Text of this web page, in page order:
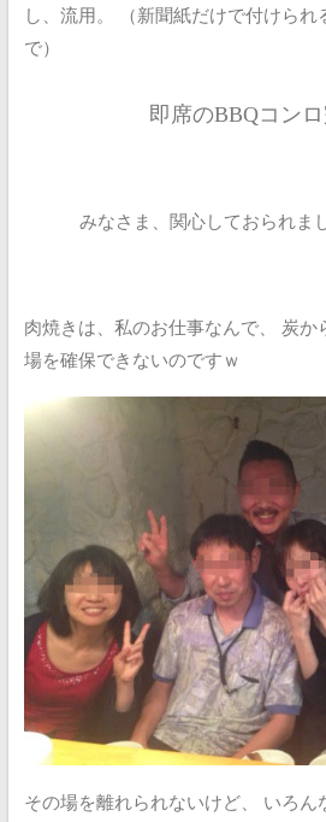
し、流用。
（新聞紙だけで付けら
で）
即席のBBQコンロ
みなさま、関心しておられま
肉焼きは、私のお仕事なんで、
炭か
場を確保できないのですｗ
その場を離れられないけど、
いろん